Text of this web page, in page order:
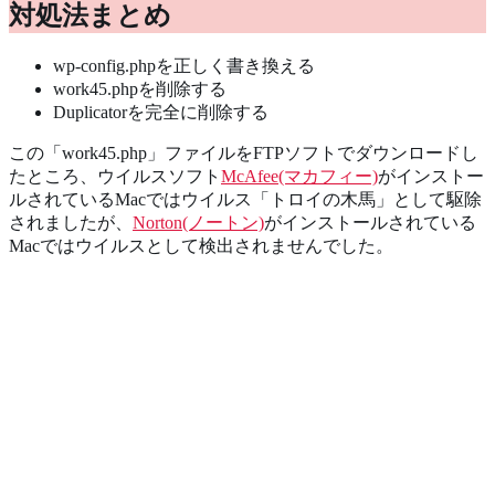
対処法まとめ
wp-config.phpを正しく書き換える
work45.phpを削除する
Duplicatorを完全に削除する
この「work45.php」ファイルをFTPソフトでダウンロードし
たところ、ウイルスソフト McAfee(マカフィー)がインストー
ルされているMacではウイルス「トロイの木馬」として駆除
されましたが、 Norton(ノートン)がインストールされている
Macではウイルスとして検出されませんでした。